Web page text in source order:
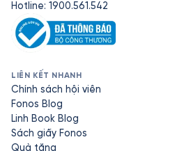
Hotline: 1900.561.542
LIÊN KẾT NHANH
Chính sách hội viên
Fonos Blog
Linh Book Blog
Sách giấy Fonos
Quà tặng